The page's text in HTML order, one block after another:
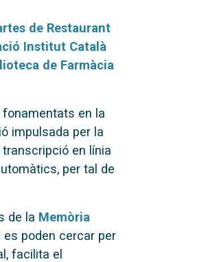
de Restaurant
Institut Català
de Farmàcia
en la
impulsada per la
en línia
per tal de
de la Memòria
es poden cercar per
facilita el